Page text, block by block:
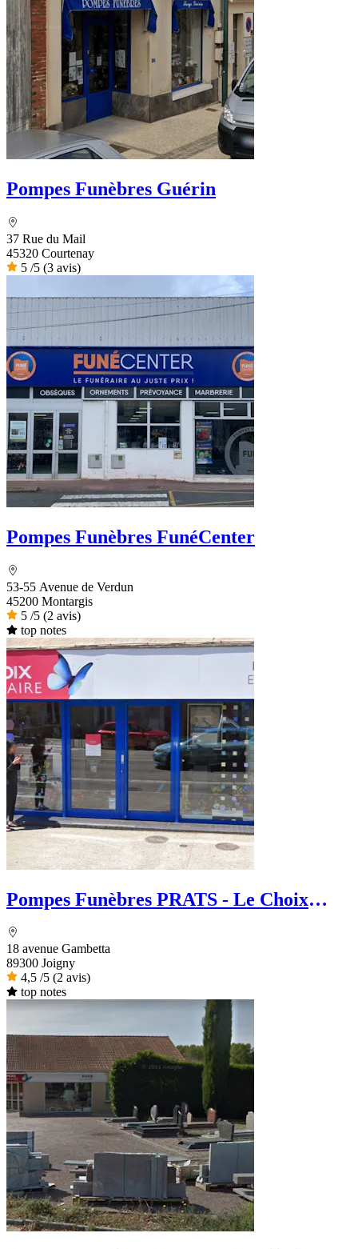
Pompes Funèbres Guérin
37 Rue du Mail
45320 Courtenay
5 /5 (3 avis)
Pompes Funèbres FunéCenter
53-55 Avenue de Verdun
45200 Montargis
5 /5 (2 avis)
top notes
Pompes Funèbres PRATS - Le Choix
18 avenue Gambetta
89300 Joigny
4,5 /5 (2 avis)
top notes